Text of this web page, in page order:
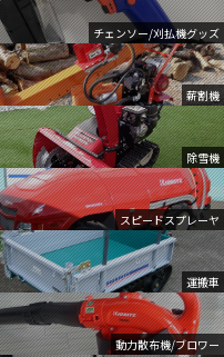
チェンソー/刈払機グッズ
薪割機
除雪機
スピードスプレーヤ
運搬車
動力散布機/ブロワー